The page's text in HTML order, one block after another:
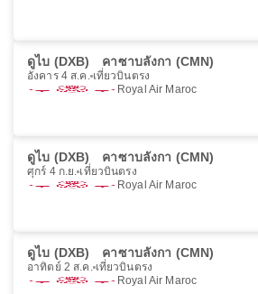
ดูไบ (DXB) คาซาบลังกา (CMN)
อังคาร 4 ส.ค. เที่ยวบินตรง
Royal Air Maroc
ดูไบ (DXB) คาซาบลังกา (CMN)
ศุกร์ 4 ก.ย. เที่ยวบินตรง
Royal Air Maroc
ดูไบ (DXB) คาซาบลังกา (CMN)
อาทิตย์ 2 ส.ค. เที่ยวบินตรง
Royal Air Maroc